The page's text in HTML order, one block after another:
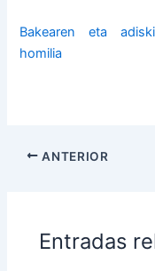
Bakearen eta
homilia
ANTERIOR
Entradas